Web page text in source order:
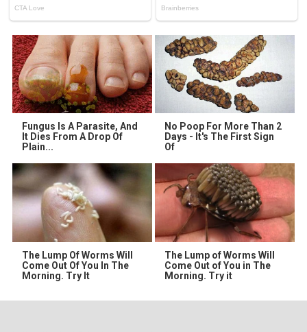
Fungus Is A Parasite, And
It Dies From A Drop Of
Plain...
No Poop For More Than 2
Days - It's The First Sign
Of
The Lump Of Worms Will
Come Out Of You In The
Morning. Try It
The Lump of Worms Will
Come Out of You in The
Morning. Try it